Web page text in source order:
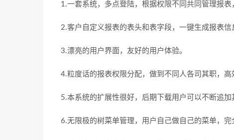
1.一套系统，多点登陆，根据权限不同共同管理报
2.客户自定义报表的表头和表字段，一键生成报表信
3.漂亮的用户界面，友好的用户体验。
4.粒度话的报表权限分配，做到不同人各司其职，高
5.本系统的扩展性很好，后期下载用户可以不断追加
6.无限极的树菜单管理，用户自己做自己的菜单，完